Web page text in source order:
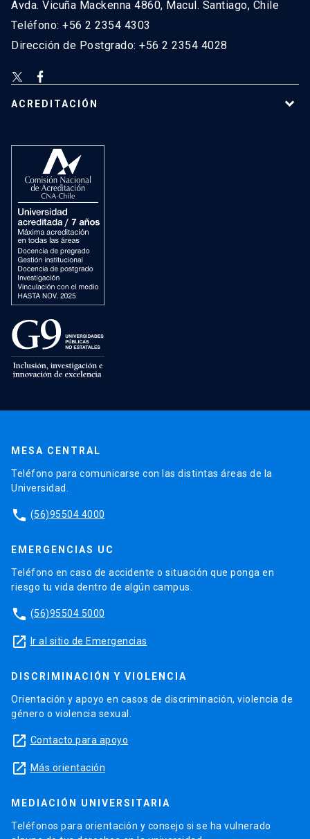
Avda. Vicuña Mackenna 4860, Macul. Santiago, Chile
Teléfono: +56 2 2354 4303
Dirección de Postgrado: +56 2 2354 4028
ACREDITACIÓN
MESA CENTRAL
Teléfono para comunicarse con las distintas áreas de la
Universidad.
phone (56)95504 4000
EMERGENCIAS UC
Teléfono en caso de accidente o situación que ponga en
riesgo tu vida dentro de algún campus.
phone (56)95504 5000
launch Ir al sitio de Emergencias
DISCRIMINACIÓN Y VIOLENCIA
Orientación y apoyo en casos de discriminación, violencia de
género o violencia sexual.
launch Contacto para apoyo
launch Más orientación
MEDIACIÓN UNIVERSITARIA
Teléfonos para orientación y consejo si se ha vulnerado